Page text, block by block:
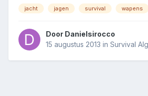
jacht jagen survival wapens
Door Danielsirocco
15 augustus 2013 in Survival